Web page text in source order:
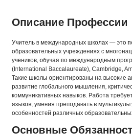
Описание Профессии
Учитель в международных школах — это
образовательных учреждениях с
учеников, обучая по международным
(International Baccalaureate), Cambridge,
Такие школы ориентированы на высокие
развитие глобального мышления,
коммуникативных навыков. Работа
языков, умения преподавать в
особенностей различных
Основные